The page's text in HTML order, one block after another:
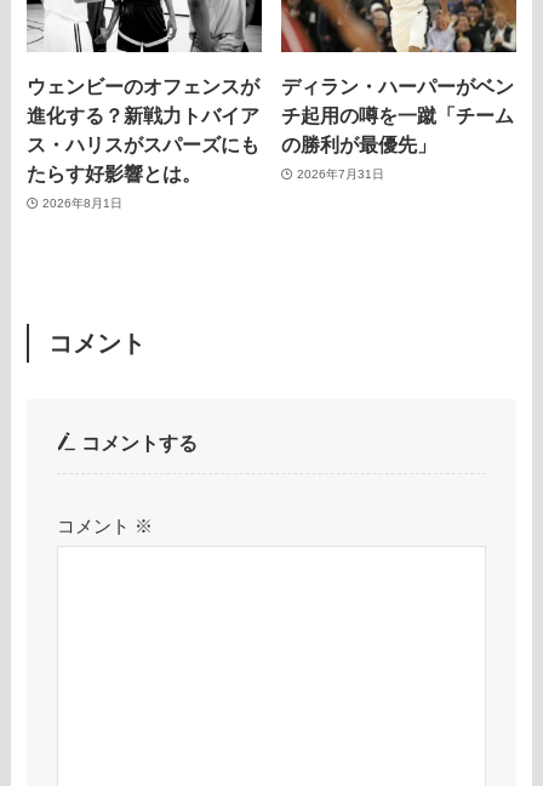
ウェンビーのオフェンスが
進化する？新戦力トバイア
ス・ハリスがスパーズにも
たらす好影響とは。
2026年8月1日
ディラン・ハーパーがベン
チ起用の噂を一蹴「チーム
の勝利が最優先」
2026年7月31日
コメント
コメントする
コメント ※